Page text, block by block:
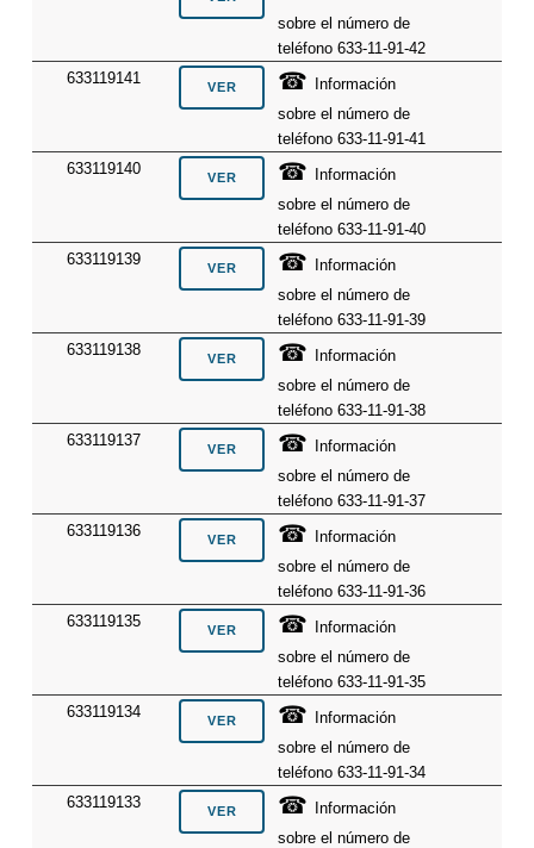
sobre el número de
teléfono 633-11-91-42
633119141
☎ Información
sobre el número de
teléfono 633-11-91-41
633119140
☎ Información
sobre el número de
teléfono 633-11-91-40
633119139
☎ Información
sobre el número de
teléfono 633-11-91-39
633119138
☎ Información
sobre el número de
teléfono 633-11-91-38
633119137
☎ Información
sobre el número de
teléfono 633-11-91-37
633119136
☎ Información
sobre el número de
teléfono 633-11-91-36
633119135
☎ Información
sobre el número de
teléfono 633-11-91-35
633119134
☎ Información
sobre el número de
teléfono 633-11-91-34
633119133
☎ Información
sobre el número de